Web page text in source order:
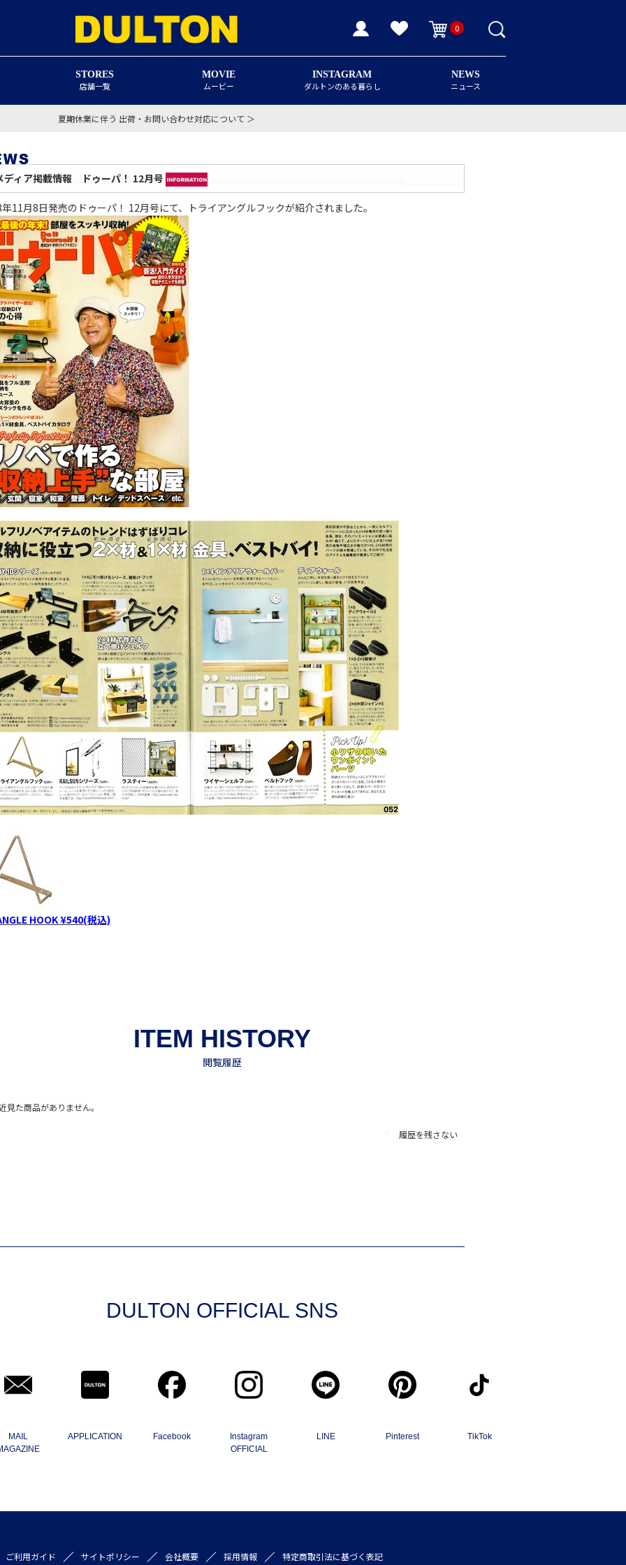
0
STORES
店舗一覧
MOVIE
ムービー
INSTAGRAM
ダルトンのある暮らし
NEWS
ニュース
夏期休業に伴う 出荷・お問い合わせ対応について ＞
ディア掲載情報 ドゥーパ！ 12月号
11月8日発売のドゥーパ！ 12月号にて、トライアングルフックが紹介されました。
HOOK ¥540(税込)
見た商品がありません。
履歴を残さない
DULTON OFFICIAL SNS
MAIL
APPLICATION Facebook
Instagram
OFFICIAL
LINE Pinterest TikTok
ご利用ガイド サイトポリシー 会社概要 採用情報 特定商取引法に基づく表記